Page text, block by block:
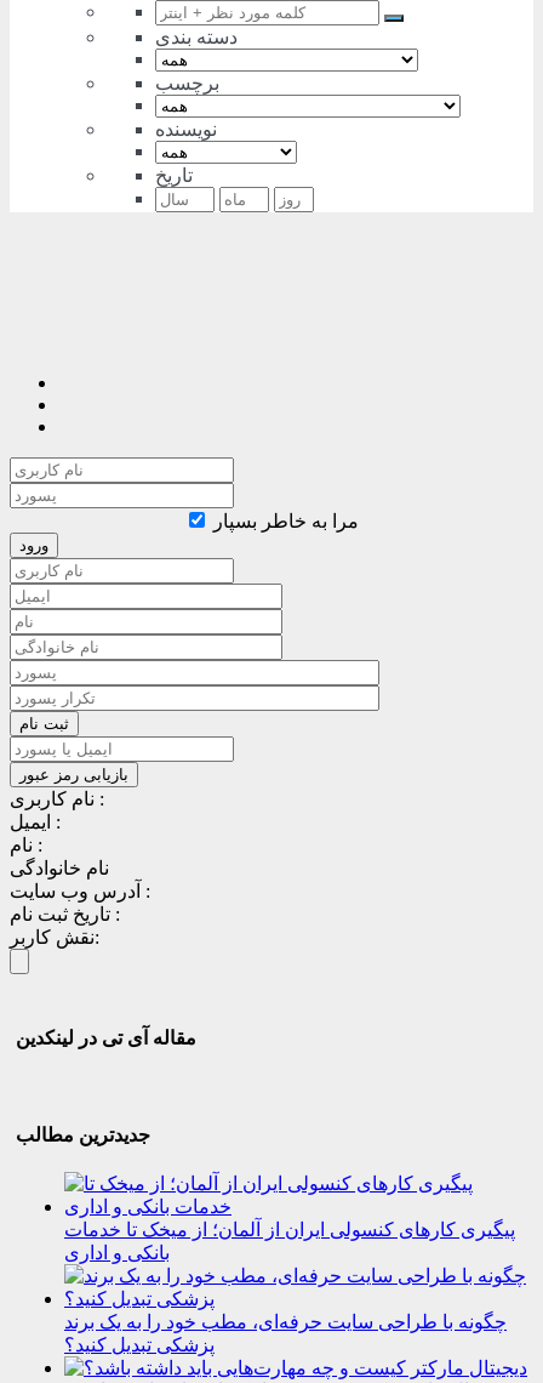
دسته بندی
برچسب
نویسنده
تاریخ
مرا به خاطر بسپار
نام کاربری :
ایمیل :
نام :
نام خانوادگی
آدرس وب سایت :
تاریخ ثبت نام :
نقش کاربر:
مقاله آی تی در لینکدین
جدیدترین مطالب
پیگیری کارهای کنسولی ایران از آلمان؛ از میخک تا خدمات
بانکی و اداری
چگونه با طراحی سایت حرفه‌ای، مطب خود را به یک برند
پزشکی تبدیل کنید؟